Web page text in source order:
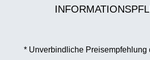
* Unverbindliche Preisempfehlung